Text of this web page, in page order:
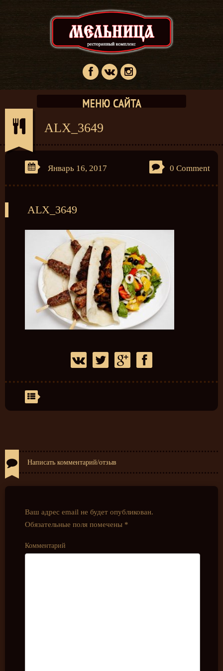
ALX_3649
Январь 16, 2017 0 Comment
ALX_3649
Написать комментарий/отзыв
Ваш адрес email не будет опубликован.
Обязательные поля помечены *
Комментарий